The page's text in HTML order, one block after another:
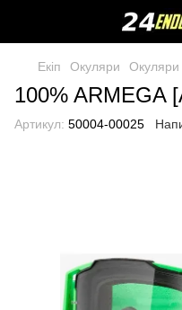
Екіп Окуляри Окуляри
100% ARMEGA
Артикул: 50004-00025